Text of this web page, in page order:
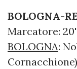
BOLOGNA-
Marcatore:
BOLOGNA: